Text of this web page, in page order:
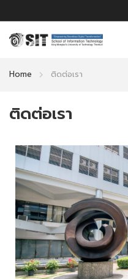
Home ติดต่อเรา
ติดต่อเรา